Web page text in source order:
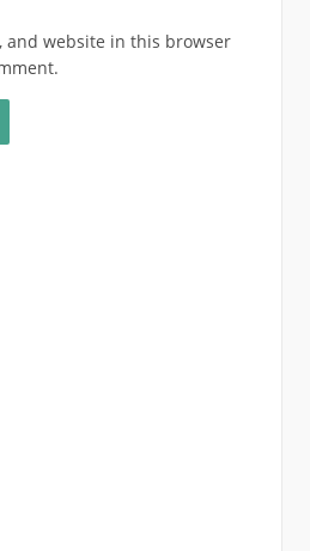
and website in this browser